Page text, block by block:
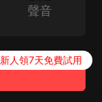
聲音
新人領7天免費試用